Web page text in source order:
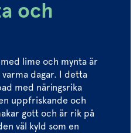
Marinad
Timjan
Allt om sallat
Vårt sortiment
Våra färska örter
och
lime och mynta är
dagar. I detta
med näringsrika
uppfriskande och
gott och är rik på
väl kyld som en